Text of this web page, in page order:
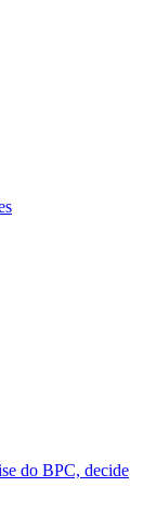
do BPC, decide